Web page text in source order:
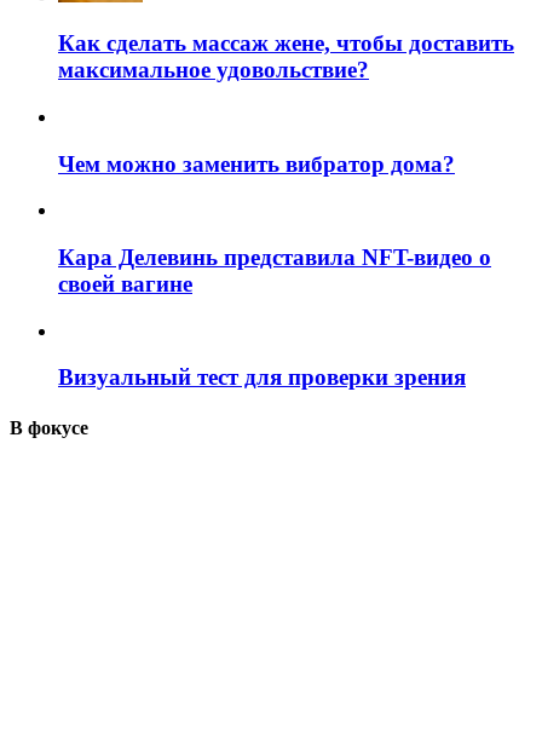
Как сделать массаж жене, чтобы доставить
максимальное удовольствие?
Чем можно заменить вибратор дома?
Кара Делевинь представила NFT-видео о
своей вагине
Визуальный тест для проверки зрения
В фокусе